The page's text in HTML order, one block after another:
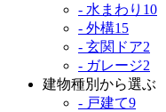
- 水まわり 10
- 外構15
- 玄関ドア2
- ガレージ2
建物種別から選ぶ
- 戸建て9